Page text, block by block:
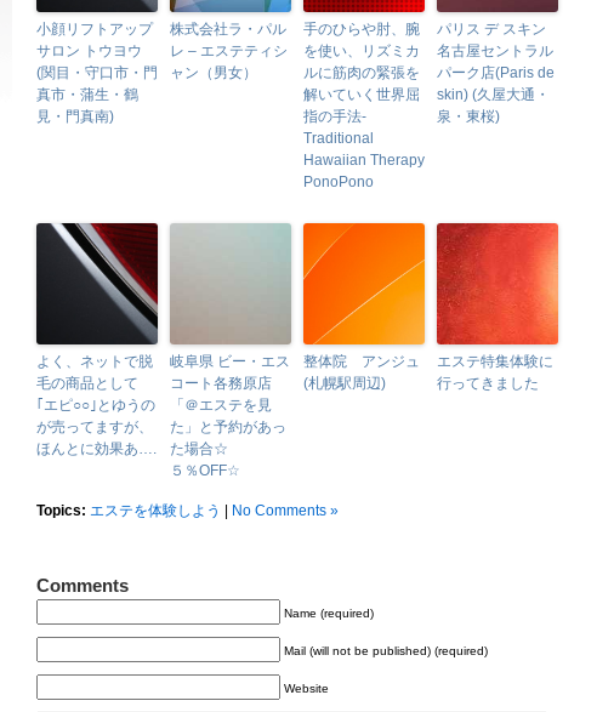
小顔リフトアップ
サロン トウヨウ
(関目・守口市・門
真市・蒲生・鶴
見・門真南)
株式会社ラ・パル
レ – エステティシ
ャン（男女）
手のひらや肘、腕
を使い、リズミカ
ルに筋肉の緊張を
解いていく世界屈
指の手法-
Traditional
Hawaiian Therapy
PonoPono
パリス デ スキン
名古屋セントラル
パーク店(Paris de
skin) (久屋大通・
泉・東桜)
よく、ネットで脱
毛の商品として
｢エピ○○｣とゆうの
が売ってますが、
ほんとに効果あ….
岐阜県 ビー・エス
コート各務原店
「＠エステを見
た」と予約があっ
た場合☆
５％OFF☆
整体院 アンジュ
(札幌駅周辺)
エステ特集体験に
行ってきました
Topics: エステを体験しよう No Comments »
Comments
Name (required)
Mail (will not be published) (required)
Website